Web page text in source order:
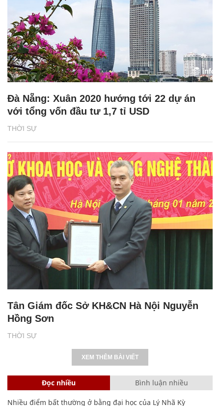
THỜI SỰ
Đà Nẵng: Xuân 2020 hướng tới 22 dự án
với tổng vốn đầu tư 1,7 tỉ USD
THỜI SỰ
Tân Giám đốc Sở KH&CN Hà Nội Nguyễn
Hồng Sơn
XEM THÊM BÀI VIẾT
Đọc nhiều Bình luận nhiều
Nhiều điểm bất thường ở bằng đại học của Lý Nhã Kỳ